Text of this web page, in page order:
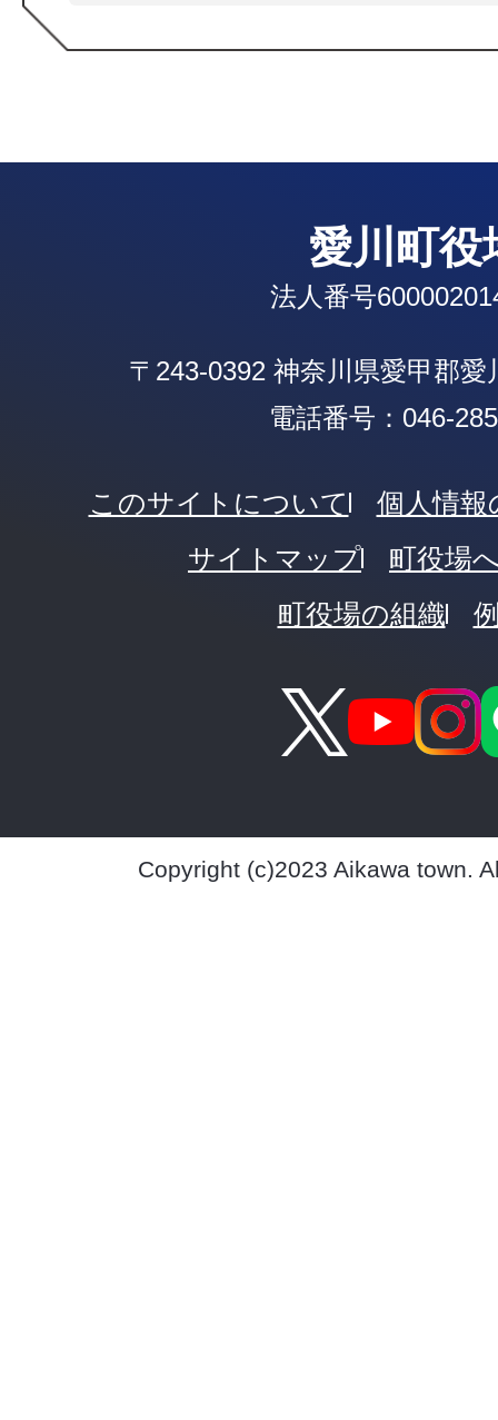
愛川町役
法人番号
〒243-0392 神奈川県愛甲郡愛
電話番号：046-
このサイトについて
個人情
サイトマップ
町役場
町役場の組織
Copyright (c)2023 Aikawa town.